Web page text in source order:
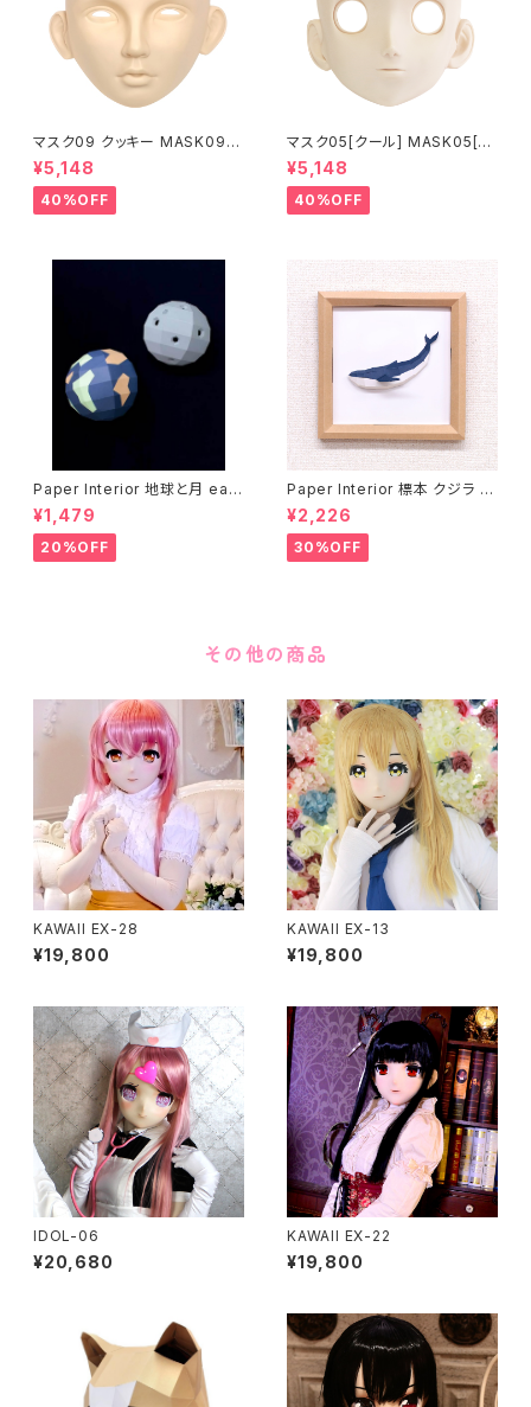
マスク09 クッキー MASK09
“COOKIE”
¥5,148
40%OFF
マスク05[クール] MASK05[C
OOL]
¥5,148
40%OFF
Paper Interior 地球と月 eart
h and moon
¥1,479
20%OFF
Paper Interior 標本 クジラ s
pecimen whale
¥2,226
30%OFF
その他の商品
KAWAII EX-28
¥19,800
KAWAII EX-13
¥19,800
IDOL-06
¥20,680
KAWAII EX-22
¥19,800